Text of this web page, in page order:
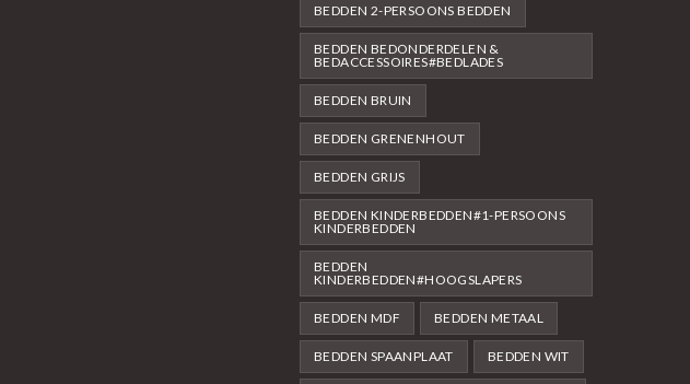
BEDDEN 2-PERSOONS BEDDEN
BEDDEN BEDONDERDELEN &
BEDACCESSOIRES#BEDLADES
BEDDEN BRUIN
BEDDEN GRENENHOUT
BEDDEN GRIJS
BEDDEN KINDERBEDDEN#1-PERSOONS
KINDERBEDDEN
BEDDEN
KINDERBEDDEN#HOOGSLAPERS
BEDDEN MDF BEDDEN METAAL
BEDDEN SPAANPLAAT BEDDEN WIT